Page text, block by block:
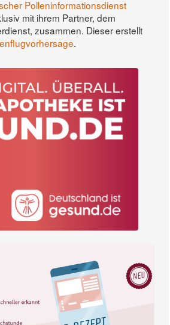
Polleninformationsdienst
mit ihrem Partner, dem
zusammen. Dieser erstellt
.